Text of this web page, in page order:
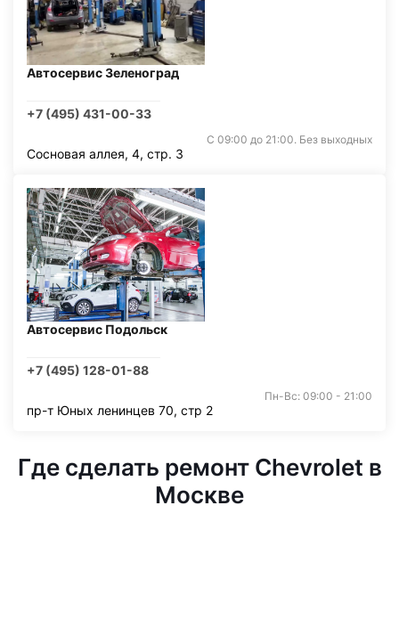
Автосервис Зеленоград
+7 (495) 431-00-33
С 09:00 до 21:00. Без выходных
Сосновая аллея, 4, стр. 3
Автосервис Подольск
+7 (495) 128-01-88
Пн-Вс: 09:00 - 21:00
пр-т Юных ленинцев 70, стр 2
Где сделать ремонт Chevrolet в
Москве